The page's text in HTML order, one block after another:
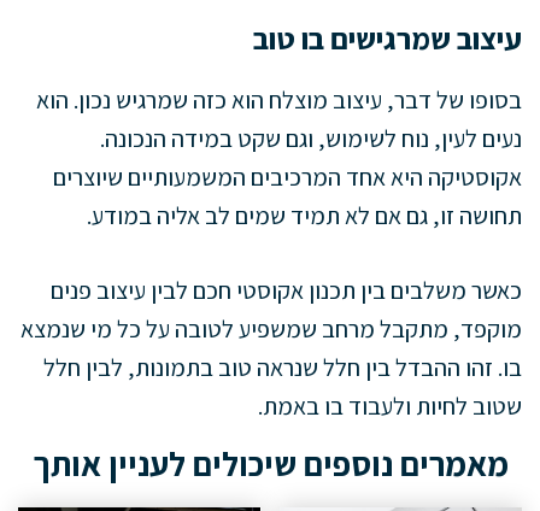
עיצוב שמרגישים בו טוב
בסופו של דבר, עיצוב מוצלח הוא כזה שמרגיש נכון. הוא
נעים לעין, נוח לשימוש, וגם שקט במידה הנכונה.
אקוסטיקה היא אחד המרכיבים המשמעותיים שיוצרים
תחושה זו, גם אם לא תמיד שמים לב אליה במודע.
כאשר משלבים בין תכנון אקוסטי חכם לבין עיצוב פנים
מוקפד, מתקבל מרחב שמשפיע לטובה על כל מי שנמצא
בו. זהו ההבדל בין חלל שנראה טוב בתמונות, לבין חלל
שטוב לחיות ולעבוד בו באמת.
מאמרים נוספים שיכולים לעניין אותך